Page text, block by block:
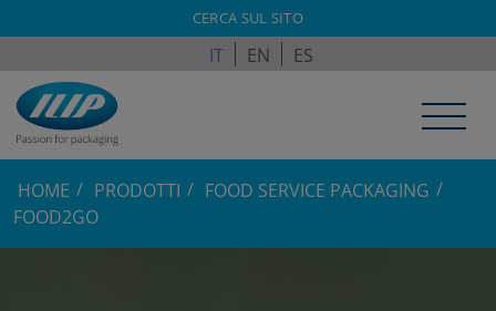
IT EN ES
CERCA SUL SITO
HOME PRODOTTI
FOOD SERVICE PACKAGING
FOOD2GO